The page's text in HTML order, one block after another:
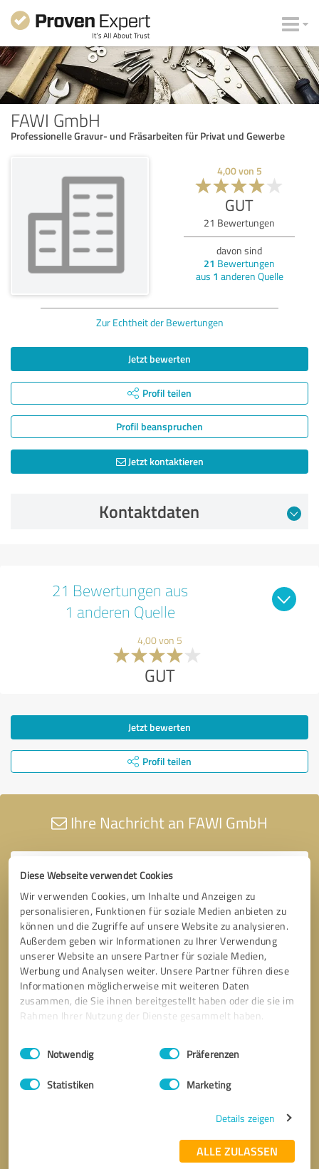
Diese Webseite verwendet Cookies
Wir verwenden Cookies, um Inhalte und Anzeigen zu
personalisieren, Funktionen für soziale Medien anbieten zu
können und die Zugriffe auf unsere Website zu analysieren.
Außerdem geben wir Informationen zu Ihrer Verwendung
unserer Website an unsere Partner für soziale Medien,
Werbung und Analysen weiter. Unsere Partner führen diese
Informationen möglicherweise mit weiteren Daten
zusammen, die Sie ihnen bereitgestellt haben oder die sie im
Rahmen Ihrer Nutzung der Dienste gesammelt haben.
Impressum Datenschutzbestimmungen
Einwilligungsauswahl
Notwendig Präferenzen
Statistiken Marketing
Details zeigen
ALLE ZULASSEN
FAWI GmbH
Professionelle Gravur- und Fräsarbeiten für Privat und Gewerbe
4,00von 5
GUT
21 Bewertungen
davon sind
21 Bewertungen
aus 1 anderen Quelle
Zur Echtheit der Bewertungen
Jetzt bewerten
Profil teilen
Profil beanspruchen
Jetzt kontaktieren
Kontaktdaten
21 Bewertungen aus
1 anderen Quelle
4,00 von 5
GUT
Jetzt bewerten
Profil teilen
Ihre Nachricht an FAWI GmbH
* Erforderliche Angaben